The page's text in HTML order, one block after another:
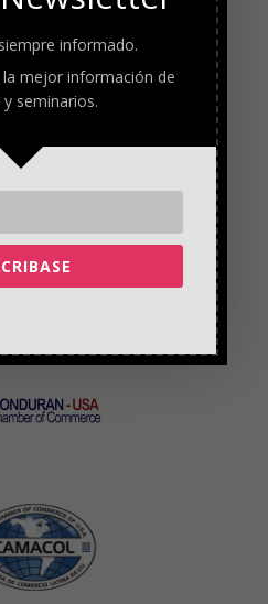
informado.
la mejor información de
seminarios.